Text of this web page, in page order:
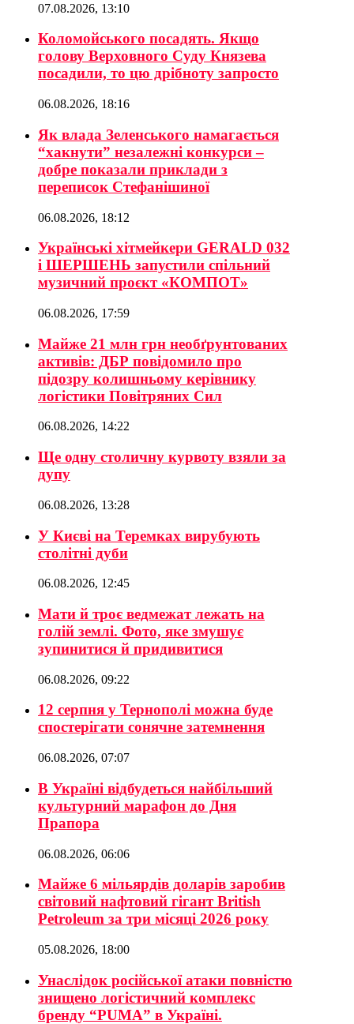
07.08.2026, 13:10
Коломойського посадять. Якщо
голову Верховного Суду Князева
посадили, то цю дрібноту запросто
06.08.2026, 18:16
Як влада Зеленського намагається
“хакнути” незалежні конкурси –
добре показали приклади з
переписок Стефанішиної
06.08.2026, 18:12
Українські хітмейкери GERALD 032
і ШЕРШЕНЬ запустили спільний
музичний проєкт «КОМПОТ»
06.08.2026, 17:59
Майже 21 млн грн необґрунтованих
активів: ДБР повідомило про
підозру колишньому керівнику
логістики Повітряних Сил
06.08.2026, 14:22
Ще одну столичну курвоту взяли за
дупу
06.08.2026, 13:28
У Києві на Теремках вирубують
столітні дуби
06.08.2026, 12:45
Мати й троє ведмежат лежать на
голій землі. Фото, яке змушує
зупинитися й придивитися
06.08.2026, 09:22
12 серпня у Тернополі можна буде
спостерігати сонячне затемнення
06.08.2026, 07:07
В Україні відбудеться найбільший
культурний марафон до Дня
Прапора
06.08.2026, 06:06
Майже 6 мільярдів доларів заробив
світовий нафтовий гігант British
Petroleum за три місяці 2026 року
05.08.2026, 18:00
Унаслідок російської атаки повністю
знищено логістичний комплекс
бренду “PUMA” в Україні.